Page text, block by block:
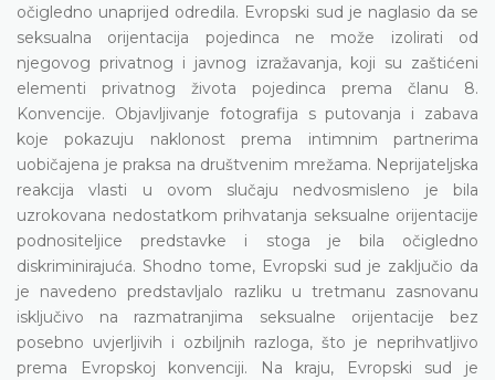
očigledno unaprijed odredila. Evropski sud je naglasio da se
seksualna orijentacija pojedinca ne može izolirati od
njegovog privatnog i javnog izražavanja, koji su zaštićeni
elementi privatnog života pojedinca prema članu 8.
Konvencije. Objavljivanje fotografija s putovanja i zabava
koje pokazuju naklonost prema intimnim partnerima
uobičajena je praksa na društvenim mrežama. Neprijateljska
reakcija vlasti u ovom slučaju nedvosmisleno je bila
uzrokovana nedostatkom prihvatanja seksualne orijentacije
podnositeljice predstavke i stoga je bila očigledno
diskriminirajuća. Shodno tome, Evropski sud je zaključio da
je navedeno predstavljalo razliku u tretmanu zasnovanu
isključivo na razmatranjima seksualne orijentacije bez
posebno uvjerljivih i ozbiljnih razloga, što je neprihvatljivo
prema Evropskoj konvenciji. Na kraju, Evropski sud je